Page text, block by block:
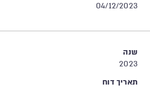
04/12/2023
שנה
2023
תאריך דוח